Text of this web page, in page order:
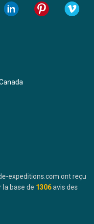
expeditions.com ont reçu
la base de 1306avis des